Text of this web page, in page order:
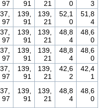
97
91
21
0
3
97
139,
91
139,
21
52,1
0
51,8
4
97
139,
91
139,
21
48,8
4
48,6
0
97
139,
91
139,
21
48,8
4
48,6
0
97
139,
91
139,
21
42,6
2
42,4
1
97
139,
91
139,
21
48,8
4
48,6
0